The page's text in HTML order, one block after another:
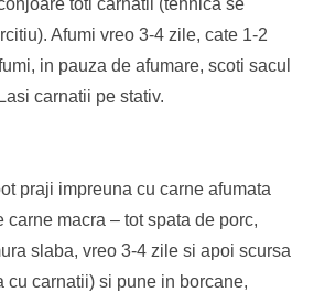
toti carnatii (tehnica se
Afumi vreo 3-4 zile, cate 1-2
in pauza de afumare, scoti sacul
carnatii pe stativ.
praji impreuna cu carne afumata
carne macra – tot spata de porc,
slaba, vreo 3-4 zile si apoi scursa
cu carnatii) si pune in borcane,